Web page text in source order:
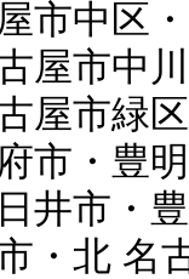
市中区
屋市中
屋市緑
市・豊
井市・
・北 名